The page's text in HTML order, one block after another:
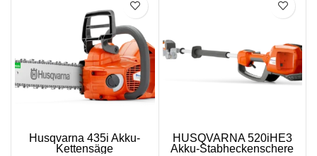
Husqvarna 435i Akku-
Kettensäge
HUSQVARNA 520iHE3
Akku-Stabheckenschere